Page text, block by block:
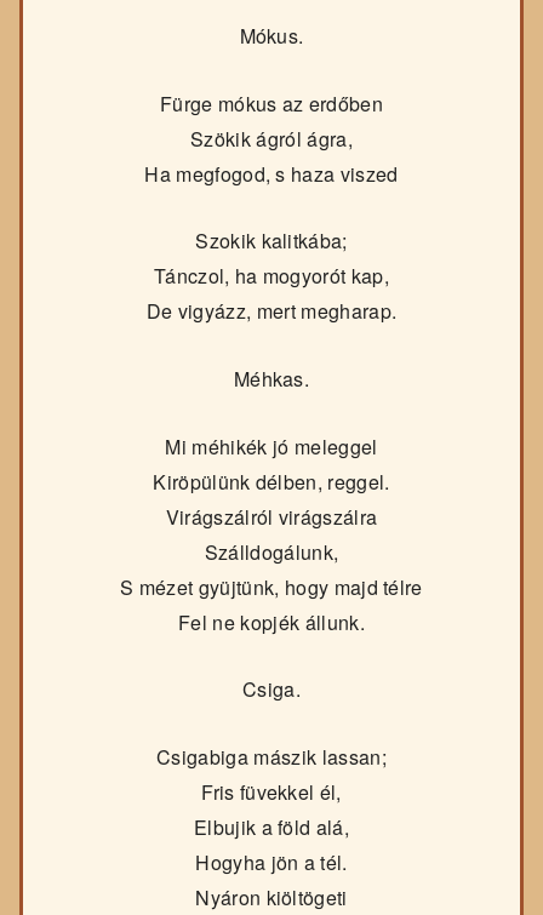
Mókus.
Fürge mókus az erdőben
Szökik ágról ágra,
Ha megfogod, s haza viszed
Szokik kalitkába;
Tánczol, ha mogyorót kap,
De vigyázz, mert megharap.
Méhkas.
Mi méhikék jó meleggel
Kiröpülünk délben, reggel.
Virágszálról virágszálra
Szálldogálunk,
S mézet gyüjtünk, hogy majd télre
Fel ne kopjék állunk.
Csiga.
Csigabiga mászik lassan;
Fris füvekkel él,
Elbujik a föld alá,
Hogyha jön a tél.
Nyáron kiöltögeti